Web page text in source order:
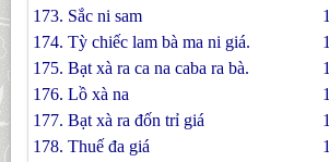
173. Sắc ni sam
174. Tỳ chiếc lam bà ma ni giá.
175. Bạt xà ra ca na caba ra bà.
176. Lồ xà na
177. Bạt xà ra đốn trỉ giá
178. Thuế đa giá